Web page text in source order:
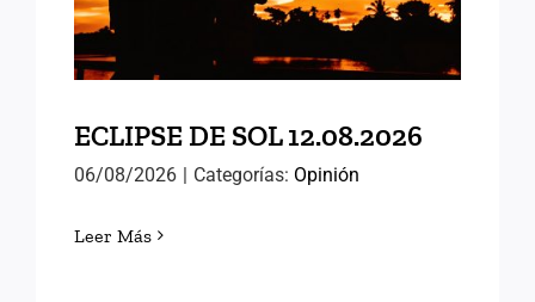
ECLIPSE DE SOL 12.08.2026
06/08/2026 | Categorías: Opinión
Leer Más